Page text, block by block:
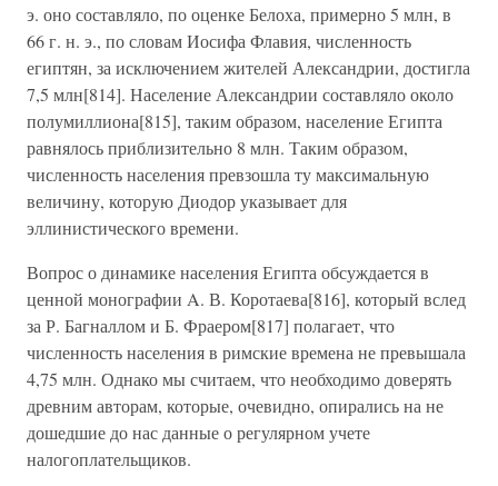
э. оно составляло, по оценке Белоха, примерно 5 млн, в
66 г. н. э., по словам Иосифа Флавия, численность
египтян, за исключением жителей Александрии, достигла
7,5 млн[814]. Население Александрии составляло около
полумиллиона[815], таким образом, население Египта
равнялось приблизительно 8 млн. Таким образом,
численность населения превзошла ту максимальную
величину, которую Диодор указывает для
эллинистического времени.
Вопрос о динамике населения Египта обсуждается в
ценной монографии A. В. Коротаева[816], который вслед
за Р. Багналлом и Б. Фраером[817] полагает, что
численность населения в римские времена не превышала
4,75 млн. Однако мы считаем, что необходимо доверять
древним авторам, которые, очевидно, опирались на не
дошедшие до нас данные о регулярном учете
налогоплательщиков.